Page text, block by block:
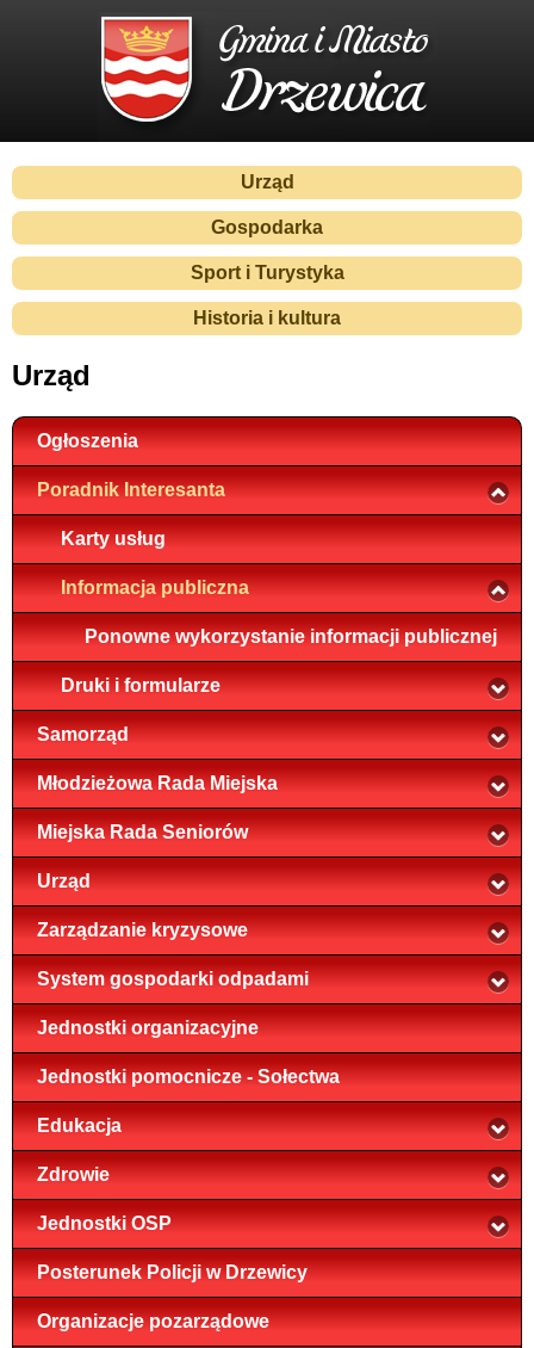
Urząd
Gospodarka
Sport i Turystyka
Historia i kultura
Urząd
Ogłoszenia
Poradnik Interesanta
Karty usług
Informacja publiczna
Ponowne wykorzystanie informacji publicznej
Druki i formularze
Samorząd
Młodzieżowa Rada Miejska
Miejska Rada Seniorów
Urząd
Zarządzanie kryzysowe
System gospodarki odpadami
Jednostki organizacyjne
Jednostki pomocnicze - Sołectwa
Edukacja
Zdrowie
Jednostki OSP
Posterunek Policji w Drzewicy
Organizacje pozarządowe